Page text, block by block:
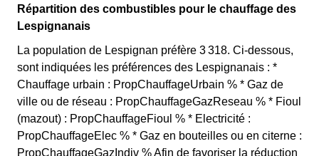
Répartition des combustibles pour le chauffage des
Lespignanais
La population de Lespignan préfère 3 318. Ci-dessous,
sont indiquées les préférences des Lespignanais : *
Chauffage urbain : PropChauffageUrbain % * Gaz de
ville ou de réseau : PropChauffageGazReseau % * Fioul
(mazout) : PropChauffageFioul % * Electricité :
PropChauffageElec % * Gaz en bouteilles ou en citerne :
PropChauffageGazIndiv % Afin de favoriser la réduction